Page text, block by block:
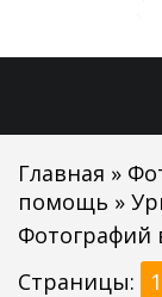
Главная »
помощь »
Фотографий
Страницы: 1